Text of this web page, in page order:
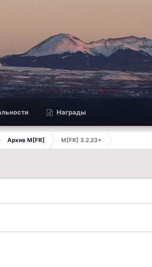
Награды
Архив M[FR]
M[FR] 3.2.23+